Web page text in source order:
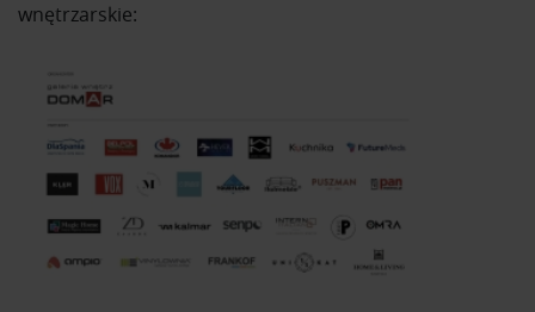
wnętrzarskie: